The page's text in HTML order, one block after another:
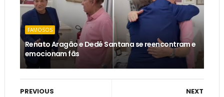
FAMOSOS
Renato Aragão e Dedé Santana se reencontram e
emocionam fãs
NEXT
PREVIOUS